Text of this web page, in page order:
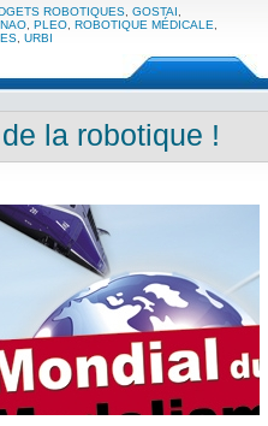
ROBOTIQUES GOSTAI
NAO PLEO ROBOTIQUE MÉDICALE
URBI
la robotique !